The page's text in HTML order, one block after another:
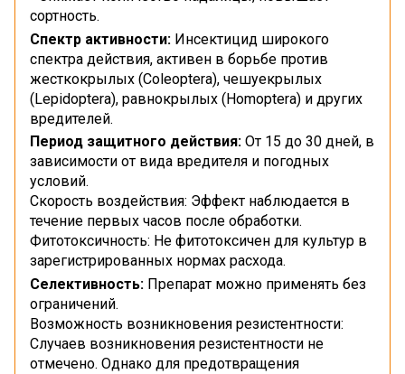
сортность.
Спектр активности: Инсектицид широкого
спектра действия, активен в борьбе против
жесткокрылых (Coleoptera), чешуекрылых
(Lepidoptera), равнокрылых (Homoptera) и других
вредителей.
Период защитного действия: Oт 15 до 30 дней, в
зависимости от вида вредителя и погодных
условий.
Скорость воздействия: Эффект наблюдается в
течение первых часов после обработки.
Фитотоксичность: Не фитотоксичен для культур в
зарегистрированных нормах расхода.
Селективность: Препарат можно применять без
ограничений.
Возможность возникновения резистентности:
Случаев возникновения резистентности не
отмечено. Однако для предотвращения